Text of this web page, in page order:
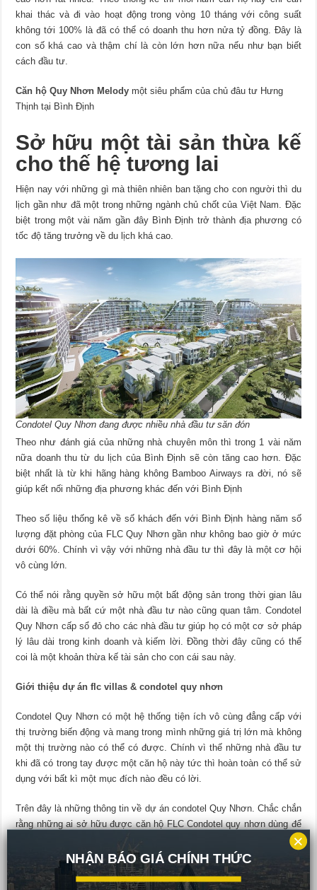
khai thác và đi vào hoạt động trong vòng 10 tháng với công suất
không tới 100% là đã có thể có doanh thu hơn nửa tỷ đồng. Đây là
con số khá cao và thậm chí là còn lớn hơn nữa nếu như bạn biết
cách đầu tư.
Căn hộ Quy Nhơn Melody một siêu phẩm của chủ đâu tư Hưng
Thịnh tại Bình Định
Sở hữu một tài sản thừa kế
cho thế hệ tương lai
Hiện nay với những gì mà thiên nhiên ban tặng cho con người thì du
lịch gần như đã một trong những ngành chủ chốt của Việt Nam. Đặc
biệt trong một vài năm gần đây Bình Định trở thành địa phương có
tốc độ tăng trưởng về du lịch khá cao.
Condotel Quy Nhơn đang được nhiều nhà đầu tư săn đón
Theo như đánh giá của những nhà chuyên môn thì trong 1 vài năm
nữa doanh thu từ du lịch của Bình Định sẽ còn tăng cao hơn. Đặc
biệt nhất là từ khi hãng hàng không Bamboo Airways ra đời, nó sẽ
giúp kết nối những địa phương khác đến với Bình Định
Theo số liệu thống kê về số khách đến với Bình Định hàng năm số
lượng đặt phòng của FLC Quy Nhơn gần như không bao giờ ở mức
dưới 60%. Chính vì vậy với những nhà đầu tư thì đây là một cơ hội
vô cùng lớn.
Có thể nói rằng quyền sở hữu một bất động sản trong thời gian lâu
dài là điều mà bất cứ một nhà đầu tư nào cũng quan tâm. Condotel
Quy Nhơn cấp sổ đỏ cho các nhà đầu tư giúp họ có một cơ sở pháp
lý lâu dài trong kinh doanh và kiếm lời. Đồng thời đây cũng có thể
coi là một khoản thừa kế tài sản cho con cái sau này.
Giới thiệu dự án flc villas & condotel quy nhơn
Condotel Quy Nhơn có một hệ thống tiện ích vô cùng đẳng cấp với
thị trường biến động và mang trong mình những giá trị lớn mà không
một thị trường nào có thể có được. Chính vì thế những nhà đầu tư
khi đã có trong tay được một căn hộ này tức thì hoàn toàn có thể sử
dụng với bất kì một mục đích nào đều có lời.
Trên đây là những thông tin về dự án condotel Quy Nhơn. Chắc chắn
rằng những ai sở hữu được căn hộ FLC Condotel quy nhơn dùng để
kiếm lời đều
sẽ thành công.
Quý khách tìm hiểu thêm dự ánHưng Thịnh Land
NHẬN BÁO GIÁ CHÍNH THỨC
×